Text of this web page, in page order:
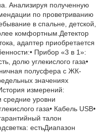
Анализируя полученную
по проветриванию
в спальне, детской,
комфортным.Детектор
адаптер приобретается
Прибор «3 в 1»:
долю углекислого газа•
полусфера с ЖК-
значениях
измерений:
уровни
газа• Кабель USB•
талон
естьДиапазон